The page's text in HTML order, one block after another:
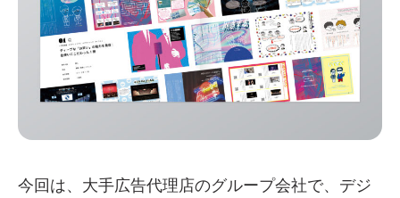
今回は、大手広告代理店のグループ会社で、デジ